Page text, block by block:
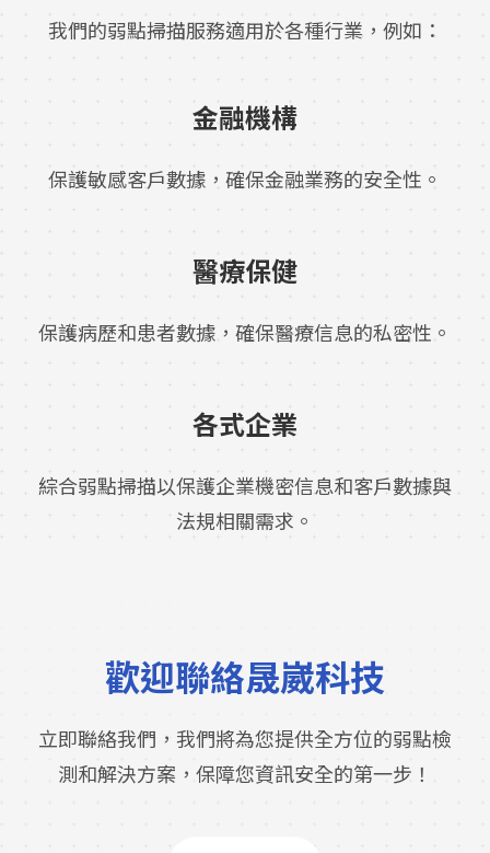
我們的弱點掃描服務適用於各種行業，例如：
金融機構
保護敏感客戶數據，確保金融業務的安全性。
醫療保健
保護病歷和患者數據，確保醫療信息的私密性。
各式企業
綜合弱點掃描以保護企業機密信息和客戶數據與
法規相關需求。
歡迎聯絡晟崴科技
立即聯絡我們，我們將為您提供全方位的弱點檢
測和解決方案，保障您資訊安全的第一步！